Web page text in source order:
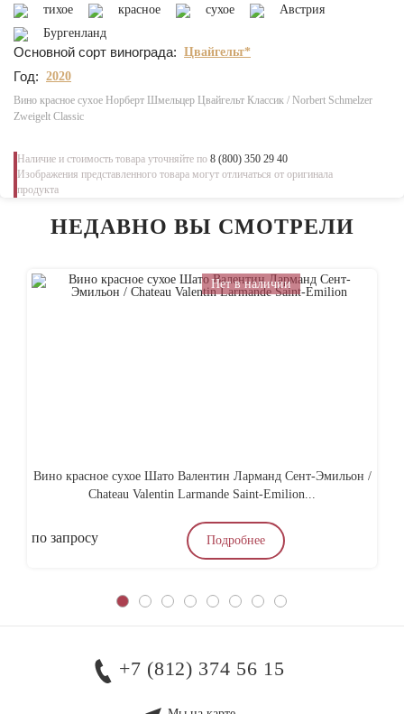
тихое красное сухое
Австрия
Бургенланд
Основной сорт винограда: Цвайгельт*
Год: 2020
Вино красное сухое Норберт Шмельцер Цвайгельт Классик / Norbert Schmelzer
Zweigelt Classic
Наличие и стоимость товара уточняйте по 8 (800) 350 29 40
Изображения представленного товара могут отличаться от оригинала
продукта
НЕДАВНО ВЫ СМОТРЕЛИ
Нет в наличии
Вино красное сухое Шато Валентин Ларманд Сент-Эмильон /
Chateau Valentin Larmande Saint-Emilion...
по запросу Подробнее
+7 (812) 374 56 15